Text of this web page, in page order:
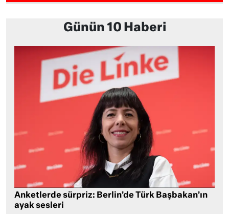
Günün 10 Haberi
Anketlerde sürpriz: Berlin’de Türk Başbakan’ın
ayak sesleri